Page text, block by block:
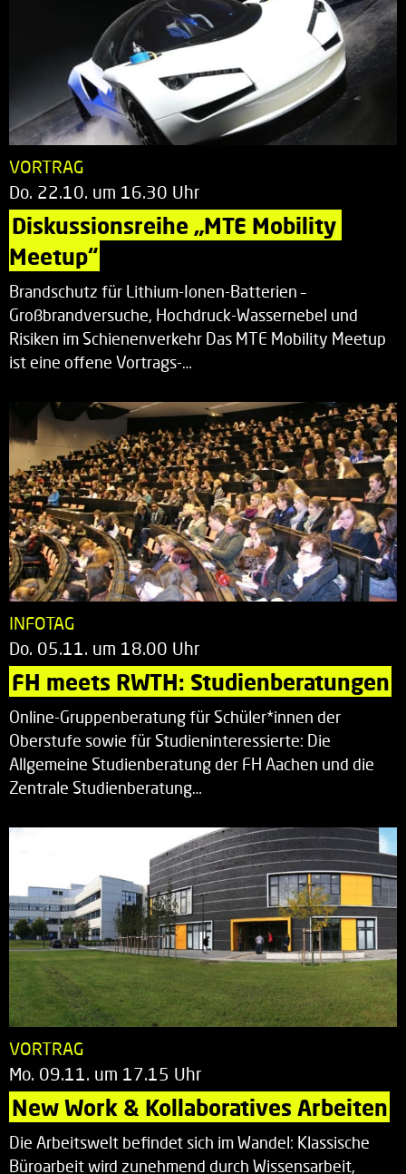
VORTRAG
Do. 22.10. um 16.30 Uhr
Diskussionsreihe „MTE Mobility
Meetup“
Brandschutz für Lithium-Ionen-Batterien –
Großbrandversuche, Hochdruck-Wassernebel und
Risiken im Schienenverkehr Das MTE Mobility Meetup
ist eine offene Vortrags-…
INFOTAG
Do. 05.11. um 18.00 Uhr
FH meets RWTH: Studienberatungen
Online-Gruppenberatung für Schüler*innen der
Oberstufe sowie für Studieninteressierte: Die
Allgemeine Studienberatung der FH Aachen und die
Zentrale Studienberatung…
VORTRAG
Mo. 09.11. um 17.15 Uhr
New Work & Kollaboratives Arbeiten
Die Arbeitswelt befindet sich im Wandel: Klassische
Büroarbeit wird zunehmend durch Wissensarbeit,